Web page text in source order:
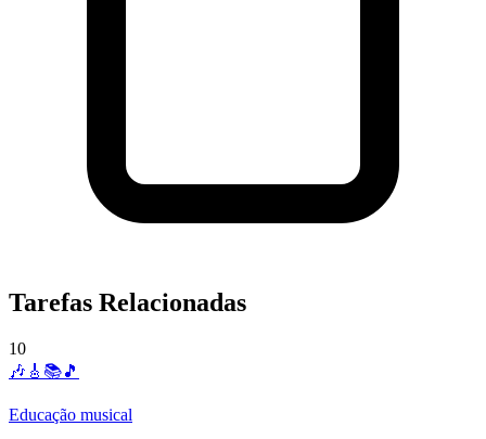
Tarefas Relacionadas
10
🎶🎸📚🎵
Educação musical